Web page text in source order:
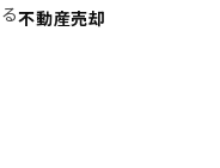
不動産売却